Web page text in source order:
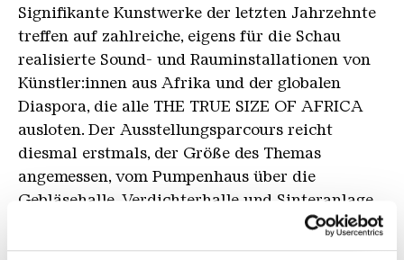
Signifikante Kunstwerke der letzten Jahrzehnte
treffen auf zahlreiche, eigens für die Schau
realisierte Sound- und Rauminstallationen von
Künstler:innen aus Afrika und der globalen
Diaspora, die alle THE TRUE SIZE OF AFRICA
ausloten. Der Ausstellungsparcours reicht
diesmal erstmals, der Größe des Themas
angemessen, vom Pumpenhaus über die
Gebläsehalle, Verdichterhalle und Sinteranlage